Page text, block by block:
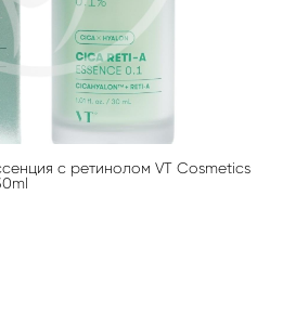
с ретинолом VT Cosmetics